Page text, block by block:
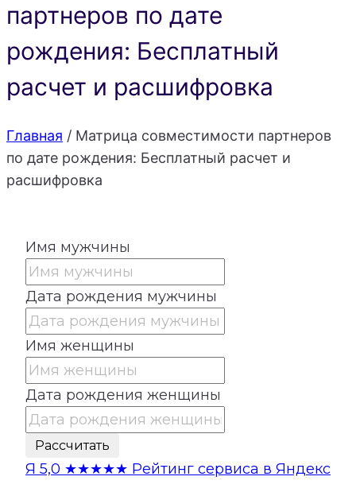
партнеров по дате
рождения: Бесплатный
расчет и расшифровка
Главная / Матрица совместимости партнеров
по дате рождения: Бесплатный расчет и
расшифровка
Имя мужчины
Дата рождения мужчины
Имя женщины
Дата рождения женщины
Рассчитать
Я 5,0 ★★★★★ Рейтинг сервиса в Яндекс